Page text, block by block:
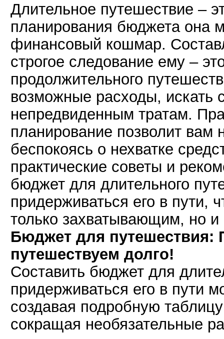
Длительное путешествие –
планирования бюджета она
финансовый кошмар.
строгое следование ему –
продолжительного
возможные расходы, искать
непредвиденным тратам.
планирование позволит вам
беспокоясь о нехватке
практические советы и
бюджет для длительного
придерживаться его в
только захватывающим, но
Бюджет для
путешествуем долго!
Составить бюджет для
придерживаться его в пути
создавая подробную
сокращая необязательные